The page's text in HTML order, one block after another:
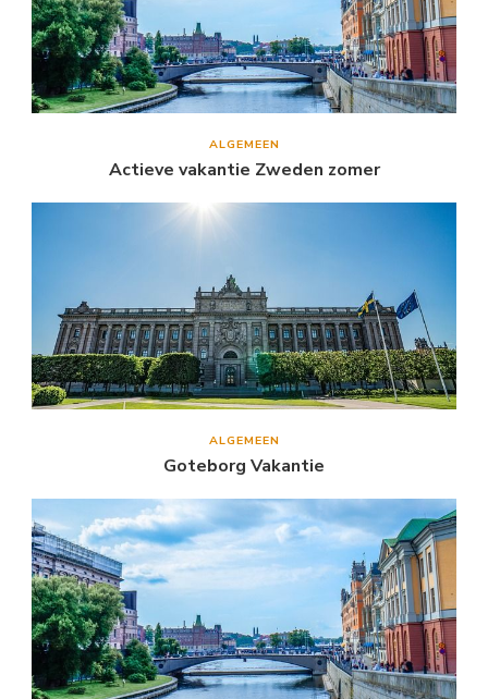
ALGEMEEN
Actieve vakantie Zweden zomer
ALGEMEEN
Goteborg Vakantie